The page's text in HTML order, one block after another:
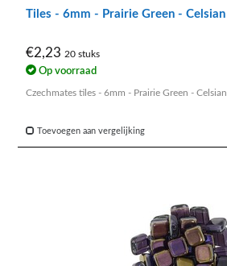
Tiles - 6mm - Prairie Green - Celsian
€2,23 20 stuks
Op voorraad
Czechmates tiles - 6mm - Prairie Green - Celsian
Toevoegen aan vergelijking